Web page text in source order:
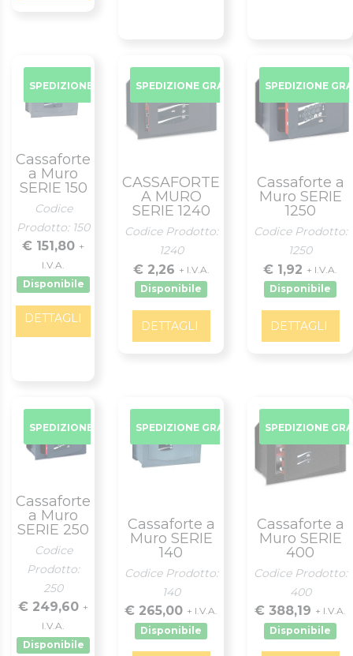
SPEDIZIONE GRATUITA
Cassaforte
a Muro
SERIE 150
Codice
Prodotto: 150
€ 151,80 +
I.V.A.
Disponibile
DETTAGLI
SPEDIZIONE GRATUITA
CASSAFORTE
A MURO
SERIE 1240
Codice Prodotto:
1240
€ 2,26 + I.V.A.
Disponibile
DETTAGLI
SPEDIZIONE
Cassaforte a
Muro SERIE
1250
Codice Prodotto:
1250
€ 1,92 + I.V.A.
Disponibile
DETTAGLI
SPEDIZIONE GRATUITA
Cassaforte
a Muro
SERIE 250
Codice
Prodotto:
250
€ 249,60 +
I.V.A.
Disponibile
SPEDIZIONE GRATUITA
Cassaforte a
Muro SERIE
140
Codice Prodotto:
140
€ 265,00 + I.V.A.
Disponibile
SPEDIZIONE
Cassaforte a
Muro SERIE
400
Codice Prodotto:
400
€ 388,19 + I.V.A.
Disponibile